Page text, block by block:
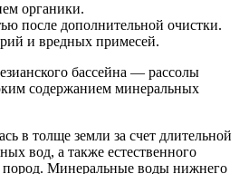
органики.
после дополнительной очистки.
и вредных примесей.
бассейна — рассолы
содержанием минеральных
в толще земли за счет длительной
вод, а также естественного
Минеральные воды нижнего